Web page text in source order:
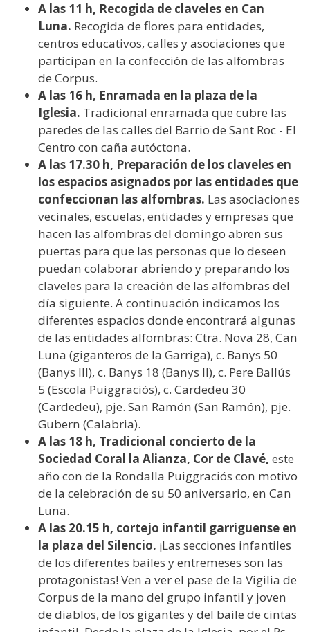
A las 11 h, Recogida de claveles en Can
Luna. Recogida de flores para entidades,
centros educativos, calles y asociaciones que
participan en la confección de las alfombras
de Corpus.
A las 16 h, Enramada en la plaza de la
Iglesia. Tradicional enramada que cubre las
paredes de las calles del Barrio de Sant Roc - El
Centro con caña autóctona.
A las 17.30 h, Preparación de los claveles en
los espacios asignados por las entidades que
confeccionan las alfombras. Las asociaciones
vecinales, escuelas, entidades y empresas que
hacen las alfombras del domingo abren sus
puertas para que las personas que lo deseen
puedan colaborar abriendo y preparando los
claveles para la creación de las alfombras del
día siguiente. A continuación indicamos los
diferentes espacios donde encontrará algunas
de las entidades alfombras: Ctra. Nova 28, Can
Luna (giganteros de la Garriga), c. Banys 50
(Banys III), c. Banys 18 (Banys II), c. Pere Ballús
5 (Escola Puiggraciós), c. Cardedeu 30
(Cardedeu), pje. San Ramón (San Ramón), pje.
Gubern (Calabria).
A las 18 h, Tradicional concierto de la
Sociedad Coral la Alianza, Cor de Clavé, este
año con de la Rondalla Puiggraciós con motivo
de la celebración de su 50 aniversario, en Can
Luna.
A las 20.15 h, cortejo infantil garriguense en
la plaza del Silencio. ¡Las secciones infantiles
de los diferentes bailes y entremeses son las
protagonistas! Ven a ver el pase de la Vigilia de
Corpus de la mano del grupo infantil y joven
de diablos, de los gigantes y del baile de cintas